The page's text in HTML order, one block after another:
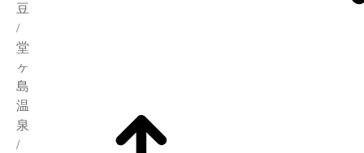
豆
/
堂
ヶ
島
温
泉
/